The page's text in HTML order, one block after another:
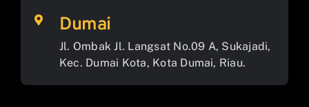
Dumai
Jl. Ombak Jl. Langsat No.09 A, Sukajadi,
Kec. Dumai Kota, Kota Dumai, Riau.